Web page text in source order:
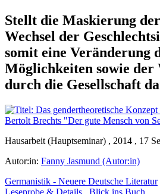
Stellt die Maskierung
Wechsel der
somit eine Veränderung
Möglichkeiten sowie der
durch die Gesellschaft
Hausarbeit (Hauptseminar) , 2014 , 17
Autor:in: Fanny Jasmund (Autor:in)
Germanistik - Neuere Deutsche Literatur
Leseprobe & Details
Blick ins Buch